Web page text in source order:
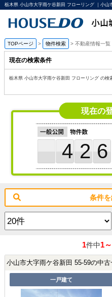
栃木県 小山市大字雨ケ谷新田 フローリング ｜小山
TOPページ > 物件検索 > 不動産情報一覧
現在の検索条件
栃木県 小山市大字雨ケ谷新田 フローリング の検
現在の
426
条件
1件中1
小山市大字雨ケ谷新田 55-59の中古
一戸建て